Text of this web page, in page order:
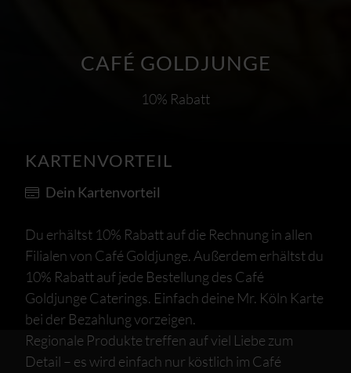
CAFÉ GOLDJUNGE
10% Rabatt
KARTENVORTEIL
Dein Kartenvorteil
Du erhältst 10% Rabatt auf die Rechnung in allen
Filialenvon Café Goldjunge. Außerdem erhältstdu
10% Rabatt auf jede Bestellung des Café
Goldjunge Caterings. Einfach deine Mr. Köln Karte
bei der Bezahlungvorzeigen.
Regionale Produkte treffen auf viel Liebe zum
Detail – es wird einfach nur köstlich im Café